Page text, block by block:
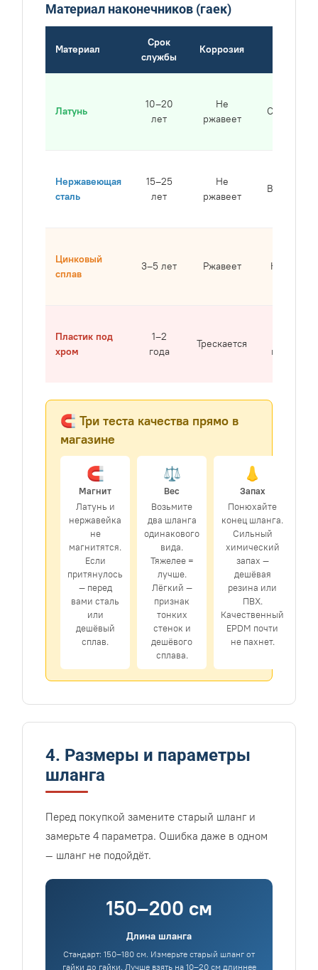
Материал наконечников (гаек)
Материал
Срок
службы
Коррозия
Латунь
10–20
лет
Не
ржавеет
Средняя
Нержавеющая
сталь
15–25
лет
Не
ржавеет
Высокая
Цинковый
сплав
3–5 лет Ржавеет Низкая
Пластик под
хром
1–2
года
Трескается
низкая
🧲 Три теста качества прямо в
магазине
🧲
Магнит
Латунь и
нержавейка
не
магнитятся.
Если
притянулось
— перед
вами сталь
или
дешёвый
сплав.
⚖️
Вес
Возьмите
два шланга
одинакового
вида.
Тяжелее =
лучше.
Лёгкий —
признак
тонких
стенок и
дешёвого
сплава.
👃
Запах
Понюхайте
конец шланга.
Сильный
химический
запах —
дешёвая
резина или
ПВХ.
Качественный
EPDM почти
не пахнет.
4. Размеры и параметры
шланга
Перед покупкой замените старый шланг и
замерьте 4 параметра. Ошибка даже в одном
— шланг не подойдёт.
150–200 см
Длина шланга
Стандарт: 150–180 см. Измерьте старый шланг от
гайки до гайки. Лучше взять на 10–20 см длиннее